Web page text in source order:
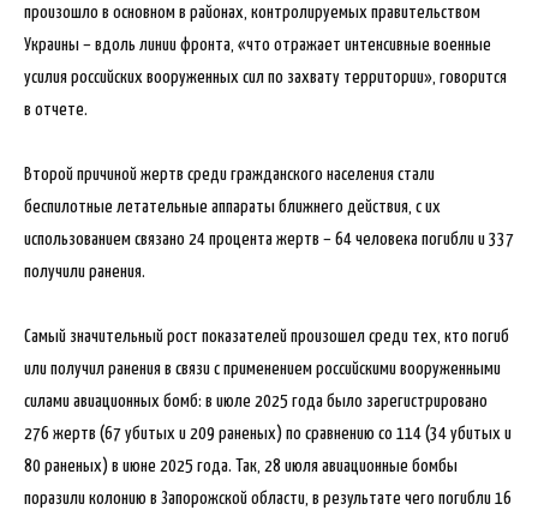
произошло в основном в районах, контролируемых правительством
Украины – вдоль линии фронта, «что отражает интенсивные военные
усилия российских вооруженных сил по захвату территории», говорится
в отчете.
Второй причиной жертв среди гражданского населения стали
беспилотные летательные аппараты ближнего действия, с их
использованием связано 24 процента жертв – 64 человека погибли и 337
получили ранения.
Самый значительный рост показателей произошел среди тех, кто погиб
или получил ранения в связи с применением российскими вооруженными
силами авиационных бомб: в июле 2025 года было зарегистрировано
276 жертв (67 убитых и 209 раненых) по сравнению со 114 (34 убитых и
80 раненых) в июне 2025 года. Так, 28 июля авиационные бомбы
поразили колонию в Запорожской области, в результате чего погибли 16